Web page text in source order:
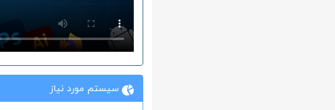
سیستم مورد نیاز